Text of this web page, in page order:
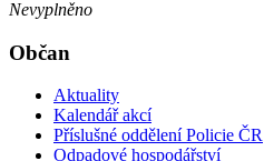
Nevyplněno
Občan
Aktuality
Kalendář akcí
Příslušné oddělení Policie ČR
Odpadové hospodářství